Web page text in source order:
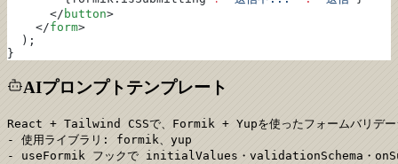
      </
button>
    </
form>
  );
}
AIプロンプトテンプレート
React + Tailwind CSSで、Formik + Yupを使ったフォームバリデー
- 使用ライブラリ: formik、yup
- useFormik フックで initialValues・validationSchema・